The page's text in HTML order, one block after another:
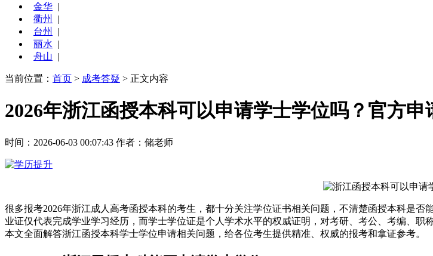
金华 |
衢州
|
台州
|
丽水 |
舟山 |
当前位置： 首页 > 成考答疑 > 正文内容
2026年浙江函授本科可以申请学士学位吗？官方申
时间：2026-06-03 00:07:43 作者：储老师
很多报考2026年浙江成人高考函授本科的考生，都十分关注学位证书相关问题，不清楚函授本科是
业证仅代表完成学业学习经历，而学士学位证是个人学术水平的权威证明，对考研、考公、考编、职
本文全面解答浙江函授本科学士学位申请相关问题，给各位考生提供精准、权威的报考和拿证参考。